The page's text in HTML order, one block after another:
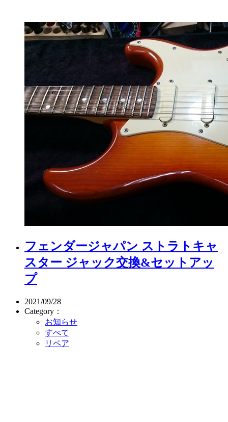
フェンダージャパン ストラトキャ
スター ジャック交換&セットアッ
プ
2021/09/28
Category：
お知らせ
すべて
リペア